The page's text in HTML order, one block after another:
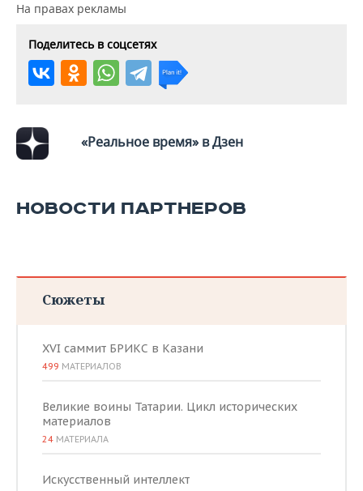
ФИГУРНОЕ КАТАНИЕ
ВОДНЫЕ ВИДЫ СПОРТА
МЕДИЦИНА
ОБРАЗОВАНИЕ
На правах рекламы
Поделитесь в соцсетях
«Реальное время» в Дзен
НОВОСТИ ПАРТНЕРОВ
Сюжеты
XVI саммит БРИКС в Казани
499 МАТЕРИАЛОВ
Великие воины Татарии. Цикл исторических
материалов
24 МАТЕРИАЛА
Искусственный интеллект